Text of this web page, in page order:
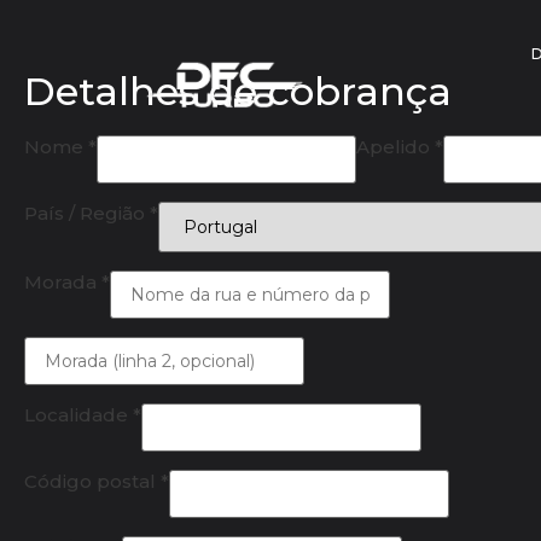
Detalhes de cobrança
Nome * Apelido *
País / Região *
Morada *
Localidade *
Código postal *